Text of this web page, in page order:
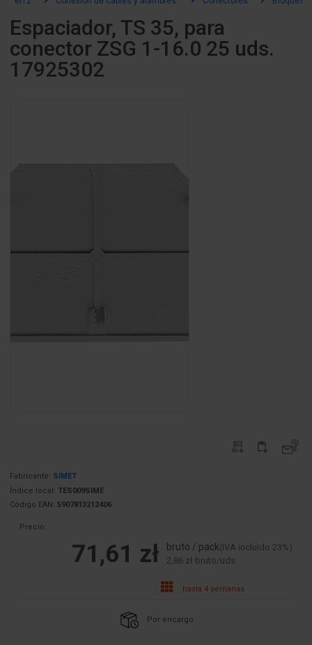
Espaciador, TS 35, para
conector ZSG 1-16.0 25 uds.
17925302
Fabricante: SIMET
Índice local: TES009SIME
Código EAN: 5907813212406
Precio:
71,61 zł bruto / pack(IVA incluido 23%)
2,86 zł bruto/uds.
hasta 4 semanas
Por encargo